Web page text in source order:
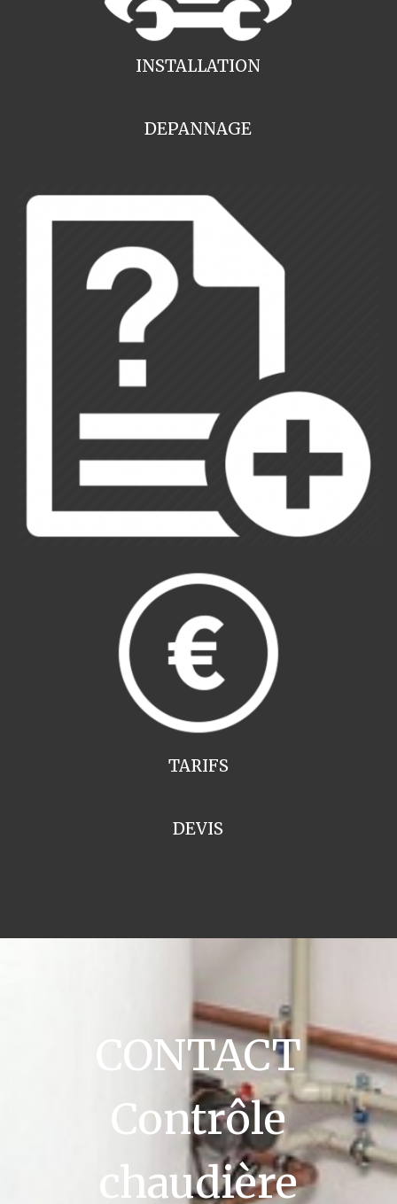
INSTALLATION
DEPANNAGE
TARIFS
DEVIS
CONTACT
Contrôle
chaudière